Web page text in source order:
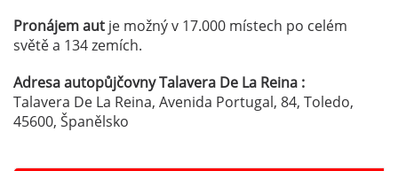
Pronájem aut je možný v 17.000 místech po celém
světě a 134 zemích.
Adresa autopůjčovny Talavera De La Reina :
Talavera De La Reina, Avenida Portugal, 84, Toledo,
45600, Španělsko